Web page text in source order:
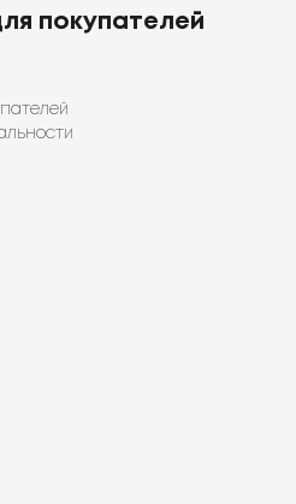
покупателей